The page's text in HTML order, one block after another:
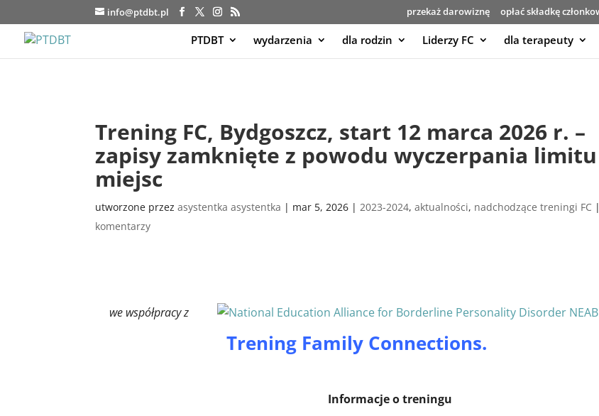
info@ptdbt.pl przekaż darowiznę opłać składkę
PTDBT wydarzenia dla rodzin Liderzy FC dla terapeuty
Trening FC, Bydgoszcz, start 12 marca 2026 r. –
zapisy zamknięte z powodu wyczerpania limitu
miejsc
utworzone przezasystentka asystentka | mar 5, 2026 |2023-2024,aktualności, nadchodzące treningi FC
komentarzy
we współpracy z
Trening Family Connections.
Informacje o treningu